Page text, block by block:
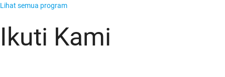
KADO Team
Lihat semua program
Ikuti Kami